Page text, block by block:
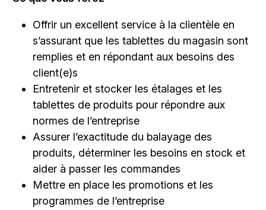
Offrir un excellent service à la clientèle en
s’assurant que les tablettes du magasin sont
remplies et en répondant aux besoins des
client(e)s
Entretenir et stocker les étalages et les
tablettes de produits pour répondre aux
normes de l’entreprise
Assurer l’exactitude du balayage des
produits, déterminer les besoins en stock et
aider à passer les commandes
Mettre en place les promotions et les
programmes de l’entreprise